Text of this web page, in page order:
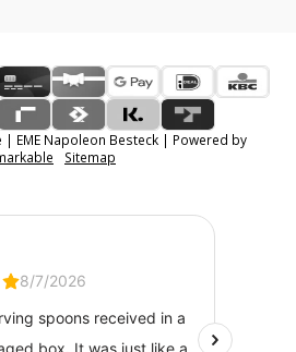
EME Napoleon Besteck | Powered by
Sitemap